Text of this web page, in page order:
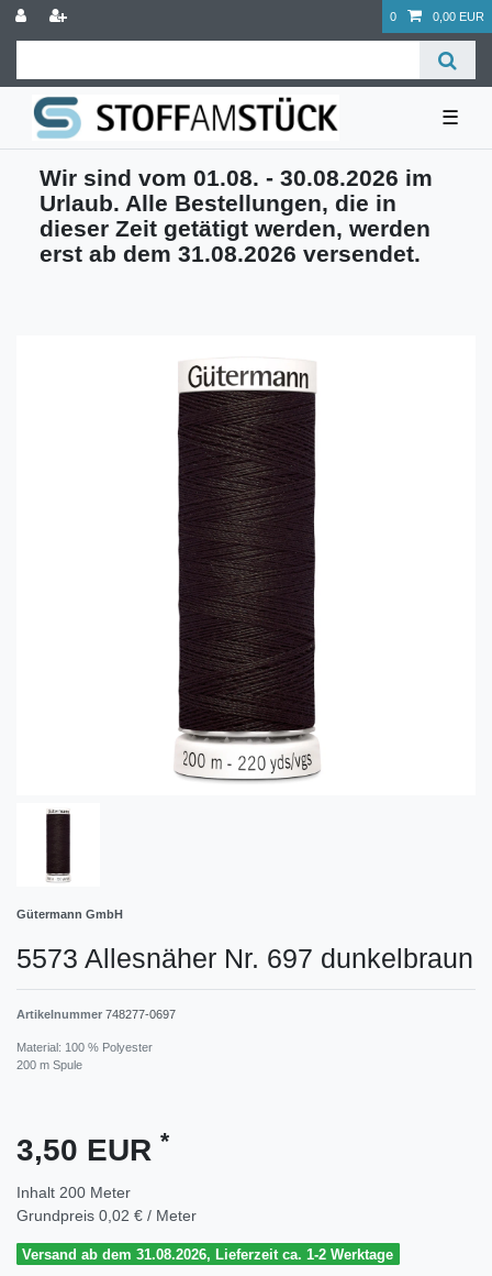
0 0,00 EUR
☰
Wir sind vom 01.08. - 30.08.2026 im
Urlaub. Alle Bestellungen, die in
dieser Zeit getätigt werden, werden
erst ab dem 31.08.2026 versendet.
Gütermann GmbH
5573 Allesnäher Nr. 697 dunkelbraun
Artikelnummer 748277-0697
Material: 100 % Polyester
200 m Spule
3,50 EUR *
Inhalt 200 Meter
Grundpreis 0,02 € / Meter
Versand ab dem 31.08.2026, Lieferzeit ca. 1-2 Werktage